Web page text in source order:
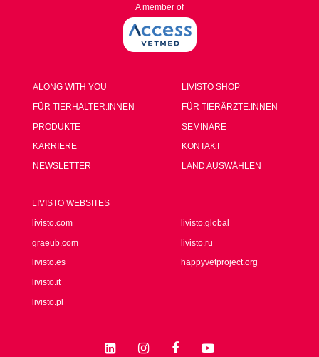
A member of
ALONG WITH YOU
FÜR TIERHALTER:INNEN
PRODUKTE
KARRIERE
NEWSLETTER
LIVISTO SHOP
FÜR TIERÄRZTE:INNEN
SEMINARE
KONTAKT
LAND AUSWÄHLEN
LIVISTO WEBSITES
livisto.com
graeub.com
livisto.es
livisto.it
livisto.pl
livisto.global
livisto.ru
happyvetproject.org